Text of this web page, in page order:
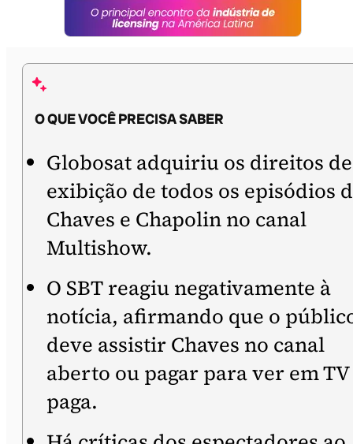
O QUE VOCÊ PRECISA SABER
Globosat adquiriu os direitos de
exibição de todos os episódios
Chaves e Chapolin no canal
Multishow.
O SBT reagiu negativamente à
notícia, afirmando que o
deve assistir Chaves no canal
aberto ou pagar para ver em TV
paga.